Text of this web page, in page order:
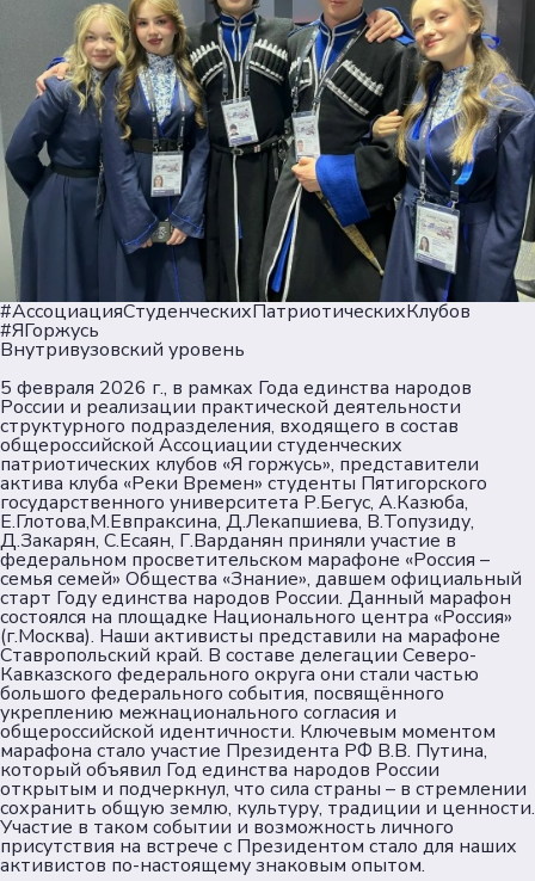
#АссоциацияСтуденческихПатриотическихКлубов
#ЯГоржусь
Внутривузовский уровень
5 февраля 2026 г., в рамках Года единства народов
России и реализации практической деятельности
структурного подразделения, входящего в состав
общероссийской Ассоциации студенческих
патриотических клубов «Я горжусь», представители
актива клуба «Реки Времен» студенты Пятигорского
государственного университета Р.Бегус, А.Казюба,
Е.Глотова,М.Евпраксина, Д.Лекапшиева, В.Топузиду,
Д.Закарян, С.Есаян, Г.Варданян приняли участие в
федеральном просветительском марафоне «Россия –
семья семей» Общества «Знание», давшем официальный
старт Году единства народов России. Данный марафон
состоялся на площадке Национального центра «Россия»
(г.Москва). Наши активисты представили на марафоне
Ставропольский край. В составе делегации Северо-
Кавказского федерального округа они стали частью
большого федерального события, посвящённого
укреплению межнационального согласия и
общероссийской идентичности. Ключевым моментом
марафона стало участие Президента РФ В.В. Путина,
который объявил Год единства народов России
открытым и подчеркнул, что сила страны – в стремлении
сохранить общую землю, культуру, традиции и ценности.
Участие в таком событии и возможность личного
присутствия на встрече с Президентом стало для наших
активистов по-настоящему знаковым опытом.